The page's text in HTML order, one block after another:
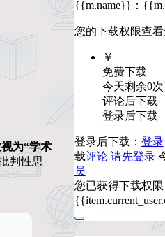
为“学术
判性思
{{m.name}} ：
您的下载权限查
￥
免费下载
今天剩余0
评论后下载
登录后下载
登录后下载： 登录
载评论 请先登录
员
您已获得下载权限